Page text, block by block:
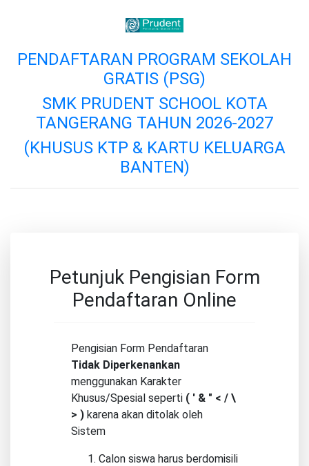
PENDAFTARAN PROGRAM SEKOLAH
GRATIS (PSG)
SMK PRUDENT SCHOOL KOTA
TANGERANG TAHUN 2026-2027
(KHUSUS KTP & KARTU KELUARGA
BANTEN)
Petunjuk Pengisian Form
Pendaftaran Online
Pengisian Form Pendaftaran
Tidak Diperkenankan
menggunakan Karakter
Khusus/Spesial seperti ( ' & " < / \
> ) karena akan ditolak oleh
Sistem
Calon siswa harus berdomisili